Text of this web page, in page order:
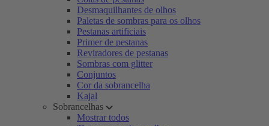
Desmaquilhantes de olhos
Paletas de sombras para os olhos
Pestanas artificiais
Primer de pestanas
Reviradores de pestanas
Sombras com glitter
Conjuntos
Cor da sobrancelha
Kajal
Sobrancelhas
Mostrar todos